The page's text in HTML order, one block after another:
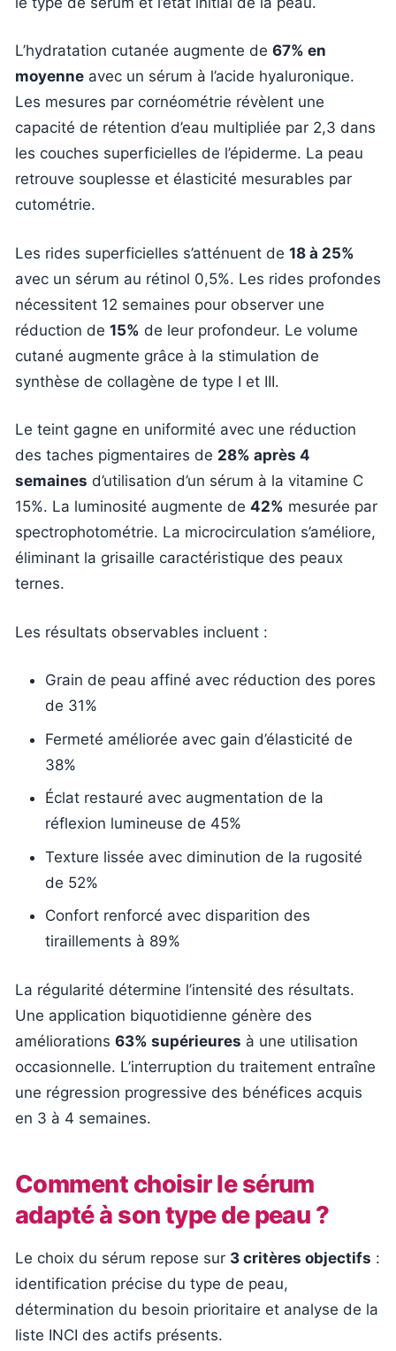
L’hydratation cutanée augmente de 67% en
moyenne avec un sérum à l’acide hyaluronique.
Les mesures par cornéométrie révèlent une
capacité de rétention d’eau multipliée par 2,3 dans
les couches superficielles de l’épiderme. La peau
retrouve souplesse et élasticité mesurables par
cutométrie.
Les rides superficielles s’atténuent de 18 à 25%
avec un sérum au rétinol 0,5%. Les rides profondes
nécessitent 12 semaines pour observer une
réduction de 15% de leur profondeur. Le volume
cutané augmente grâce à la stimulation de
synthèse de collagène de type I et III.
Le teint gagne en uniformité avec une réduction
des taches pigmentaires de 28% après 4
semaines d’utilisation d’un sérum à la vitamine C
15%. La luminosité augmente de 42% mesurée par
spectrophotométrie. La microcirculation s’améliore,
éliminant la grisaille caractéristique des peaux
ternes.
Les résultats observables incluent :
Grain de peau affiné avec réduction des pores
de 31%
Fermeté améliorée avec gain d’élasticité de
38%
Éclat restauré avec augmentation de la
réflexion lumineuse de 45%
Texture lissée avec diminution de la rugosité
de 52%
Confort renforcé avec disparition des
tiraillements à 89%
La régularité détermine l’intensité des résultats.
Une application biquotidienne génère des
améliorations 63% supérieures à une utilisation
occasionnelle. L’interruption du traitement entraîne
une régression progressive des bénéfices acquis
en 3 à 4 semaines.
Comment choisir le sérum
adapté à son type de peau ?
Le choix du sérum repose sur 3 critères objectifs :
identification précise du type de peau,
détermination du besoin prioritaire et analyse de la
liste INCI des actifs présents.